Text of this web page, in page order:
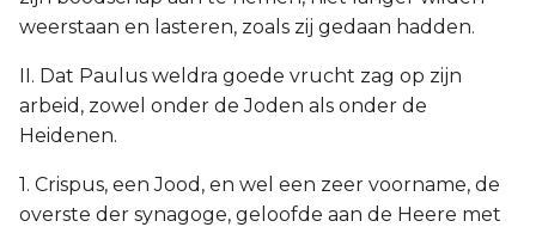
weerstaan en lasteren, zoals zij gedaan hadden.
II. Dat Paulus weldra goede vrucht zag op zijn
arbeid, zowel onder de Joden als onder de
Heidenen.
1. Crispus, een Jood, en wel een zeer voorname, de
overste der synagoge, geloofde aan de Heere met